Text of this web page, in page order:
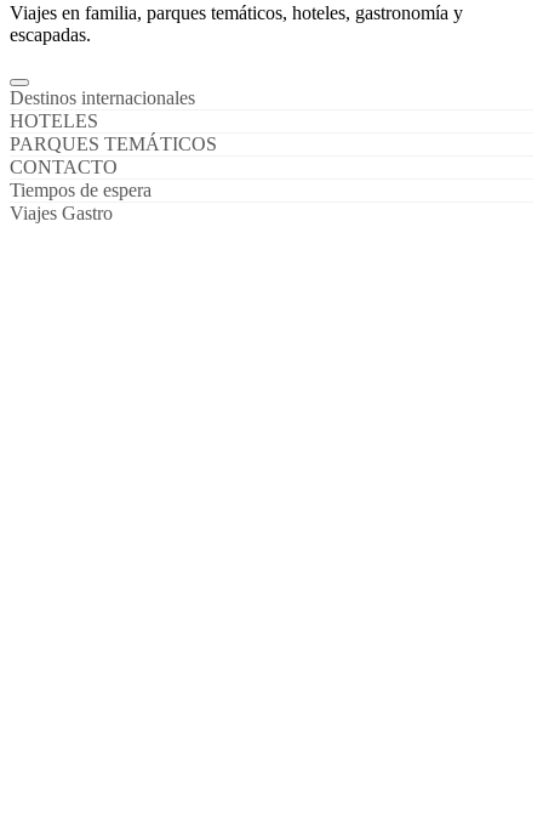
Viajes en familia, parques temáticos, hoteles, gastronomía y
escapadas.
Destinos internacionales
HOTELES
PARQUES TEMÁTICOS
CONTACTO
Tiempos de espera
Viajes Gastro